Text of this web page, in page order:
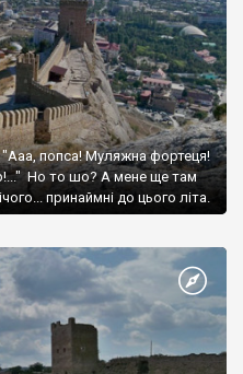
попса! Муляжна фортеця!
Но то шо? А мене ще там
принаймні до цього літа.